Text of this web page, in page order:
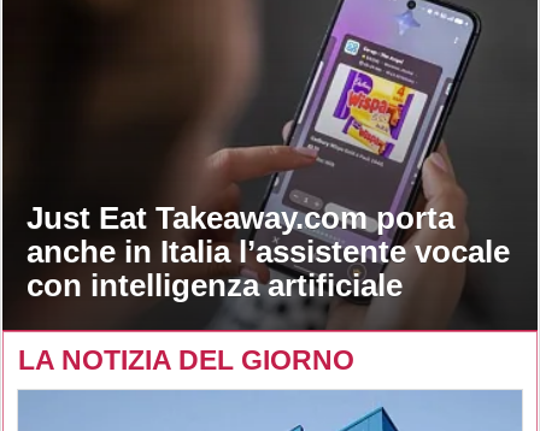
Just Eat Takeaway.com porta
anche in Italia l’assistente vocale
con intelligenza artificiale
LA NOTIZIA DEL GIORNO